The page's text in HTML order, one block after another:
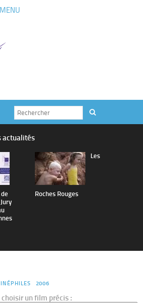
actualités
Les
Roches Rouges
2006
choisir un film précis :